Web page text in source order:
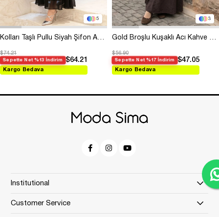
5
$74.21
Sepette Net %13 İndirim $64.21
Kargo Bedava
3
$56.90
Sepette Net %17 İndirim $47.05
Kargo Bedava
Institutional
Customer Service